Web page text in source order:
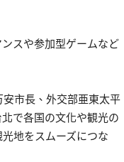
スや参加型ゲームなど
市長、外交部亜東太平
で各国の文化や観光の
地をスムーズにつな